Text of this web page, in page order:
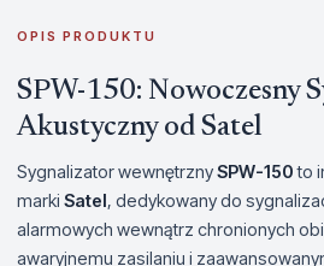
OPIS PRODUKTU
SPW-150: Nowoczesny
Akustyczny od Satel
Sygnalizator wewnętrznySPW-150to
marki Satel, dedykowany do
alarmowych wewnątrz chronionych
awaryjnemu zasilaniu i